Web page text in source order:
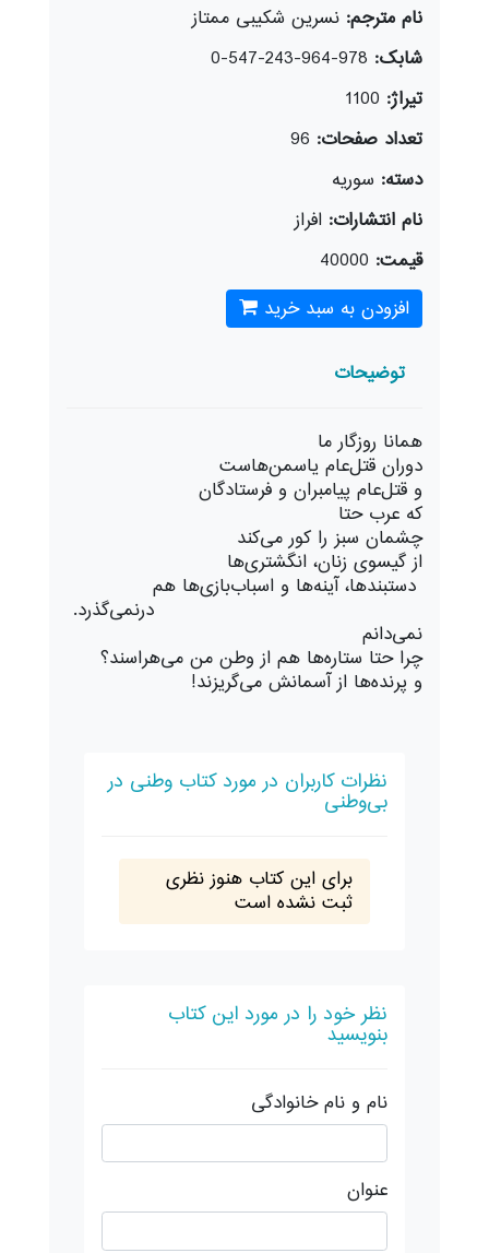
نام مترجم: نسرین شکیبی ممتاز
شابک: 978-964-243-547-0
تیراژ: 1100
تعداد صفحات: 96
دسته: سوريه
نام انتشارات: افراز
قیمت: 40000
افزودن به سبد خرید
توضیحات
همانا روزگار ما
دوران قتل‌عام یاسمن‌هاست
و قتل‌عام پیامبران و فرستادگان
که عرب حتا
چشمان سبز را کور می‌کند
از گیسوی زنان، انگشتری‌ها
دستبندها، آینه‌ها و اسباب‌بازی‌ها هم
درنمی‌گذرد.
نمی‌دانم
چرا حتا ستاره‌ها هم از وطن من می‌هراسند؟
و پرنده‌ها از آسمانش می‌گریزند!
نظرات کاربران در مورد کتاب وطنی در
بی‌وطنی
برای این کتاب هنوز نظری
ثبت نشده است
نظر خود را در مورد این کتاب
بنویسید
نام و نام خانوادگی
عنوان